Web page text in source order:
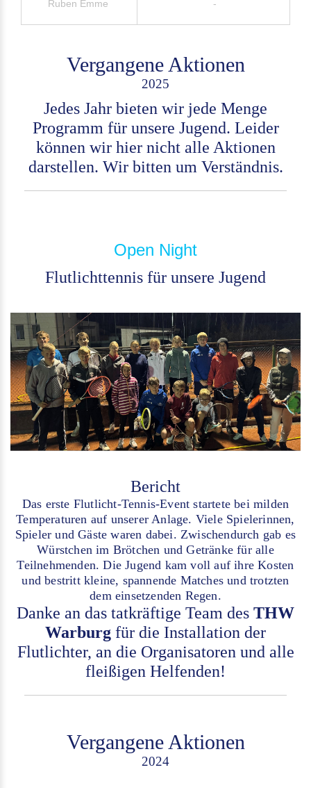
Ruben Emme -
Vergangene Aktionen
2025
Jedes Jahr bieten wir jede Menge
Programm für unsere Jugend. Leider
können wir hier nicht alle Aktionen
darstellen. Wir bitten um Verständnis.
Open Night
Flutlichttennis für unsere Jugend
Bericht
Das erste Flutlicht-Tennis-Event startete bei milden
Temperaturen auf unserer Anlage. Viele Spielerinnen,
Spieler und Gäste waren dabei. Zwischendurch gab es
Würstchen im Brötchen und Getränke für alle
Teilnehmenden. Die Jugend kam voll auf ihre Kosten
und bestritt kleine, spannende Matches und trotzten
dem einsetzenden Regen.
Danke an das tatkräftige Team des THW
Warburg für die Installation der
Flutlichter, an die Organisatoren und alle
fleißigen Helfenden!
Vergangene Aktionen
2024